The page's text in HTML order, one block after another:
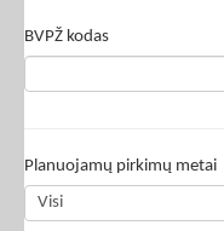
BVPŽ kodas
Planuojamų pirkimų metai